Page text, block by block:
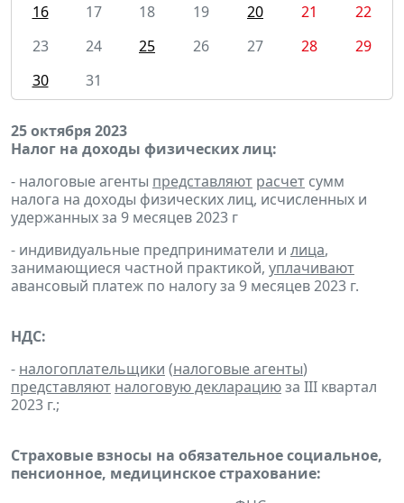
16
17 18 19 20 21
22
23
24 25 26 27 28
29
30
31
25 октября 2023
Налог на доходы физических лиц:
- налоговые агенты представляют расчет сумм
налога на доходы физических лиц, исчисленных и
удержанных за 9 месяцев 2023 г
- индивидуальные предприниматели и лица,
занимающиеся частной практикой, уплачивают
авансовый платеж по налогу за 9 месяцев 2023 г.
НДС:
- налогоплательщики (налоговые агенты)
представляют налоговую декларациюза III квартал
2023 г.;
Страховые взносы на обязательное социальное,
пенсионное, медицинское страхование: